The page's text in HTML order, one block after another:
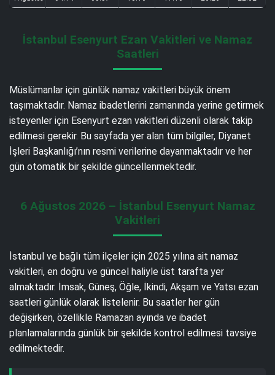
İstanbul Esenyurt Ezan Vakitleri ve Namaz
Saatleri
Müslümanlar için günlük namaz vakitleri büyük önem
taşımaktadır. Namaz ibadetlerini zamanında yerine getirmek
isteyenler için Esenyurt ezan vakitleri düzenli olarak takip
edilmesi gerekir. Bu sayfada yer alan tüm bilgiler, Diyanet
İşleri Başkanlığı’nın resmi verilerine dayanmaktadır ve her
gün otomatik bir şekilde güncellenmektedir.
6 Ağustos 2026 – İstanbul Esenyurt Namaz
Vakitleri
İstanbul ve bağlı tüm ilçeler için 2025 yılına ait namaz
vakitleri, en doğru ve güncel haliyle üst tarafta yer
almaktadır. İmsak, Güneş, Öğle, İkindi, Akşam ve Yatsı ezan
saatleri günlük olarak listelenir. Bu saatler her gün
değişirken, özellikle Ramazan ayında ve ibadet
planlamalarında günlük bir şekilde kontrol edilmesi tavsiye
edilmektedir.